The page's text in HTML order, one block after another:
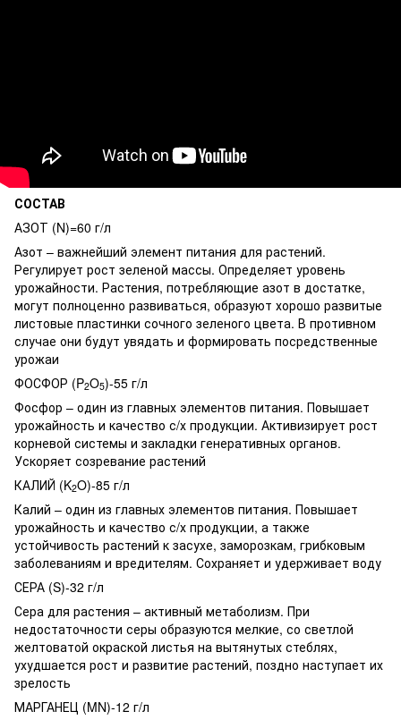
СОСТАВ
АЗОТ (N)=60 г/л
Азот – важнейший элемент питания для растений.
Регулирует рост зеленой массы. Определяет уровень
урожайности. Растения, потребляющие азот в достатке,
могут полноценно развиваться, образуют хорошо развитые
листовые пластинки сочного зеленого цвета. В противном
случае они будут увядать и формировать посредственные
урожаи
ФОСФОР (P2O5)-55 г/л
Фосфор – один из главных элементов питания. Повышает
урожайность и качество с/х продукции. Активизирует рост
корневой системы и закладки генеративных органов.
Ускоряет созревание растений
КАЛИЙ (K2O)-85 г/л
Калий – один из главных элементов питания. Повышает
урожайность и качество с/х продукции, а также
устойчивость растений к засухе, заморозкам, грибковым
заболеваниям и вредителям. Сохраняет и удерживает воду
СЕРА (S)-32 г/л
Сера для растения – активный метаболизм. При
недостаточности серы образуются мелкие, со светлой
желтоватой окраской листья на вытянутых стеблях,
ухудшается рост и развитие растений, поздно наступает их
зрелость
МАРГАНЕЦ (MN)-12 г/л